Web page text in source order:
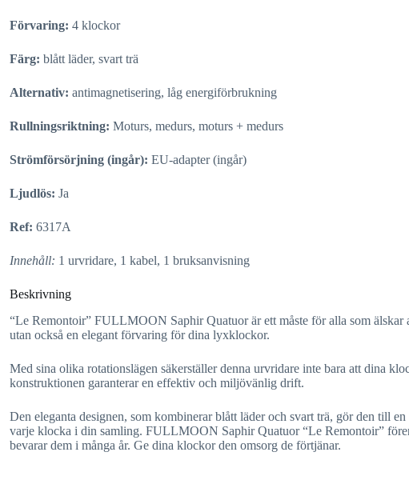
Förvaring: 4 klockor
Färg: blått läder, svart trä
Alternativ: antimagnetisering, låg energiförbrukning
Rullningsriktning: Moturs, medurs, moturs + medurs
Strömförsörjning (ingår): EU-adapter (ingår)
Ljudlös: Ja
Ref: 6317A
Innehåll: 1 urvridare, 1 kabel, 1 bruksanvisning
Beskrivning
“Le Remontoir” FULLMOON Saphir Quatuor är ett måste för alla som
utan också en elegant förvaring för dina lyxklockor.
Med sina olika rotationslägen säkerställer denna urvridare inte bara att dina
konstruktionen garanterar en effektiv och miljövänlig drift.
Den eleganta designen, som kombinerar blått läder och svart trä, gör den till
varje klocka i din samling. FULLMOON Saphir Quatuor “Le Remontoir”
bevarar dem i många år. Ge dina klockor den omsorg de förtjänar.